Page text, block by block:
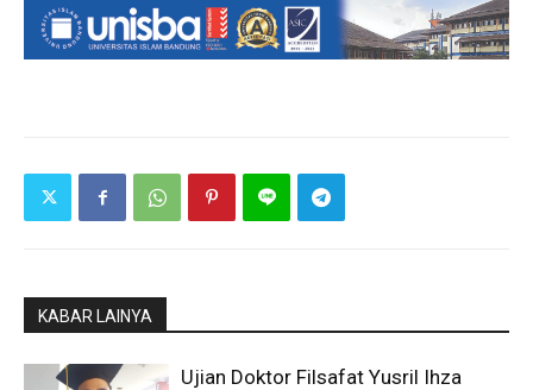
KABAR LAINYA
Ujian Doktor Filsafat Yusril Ihza